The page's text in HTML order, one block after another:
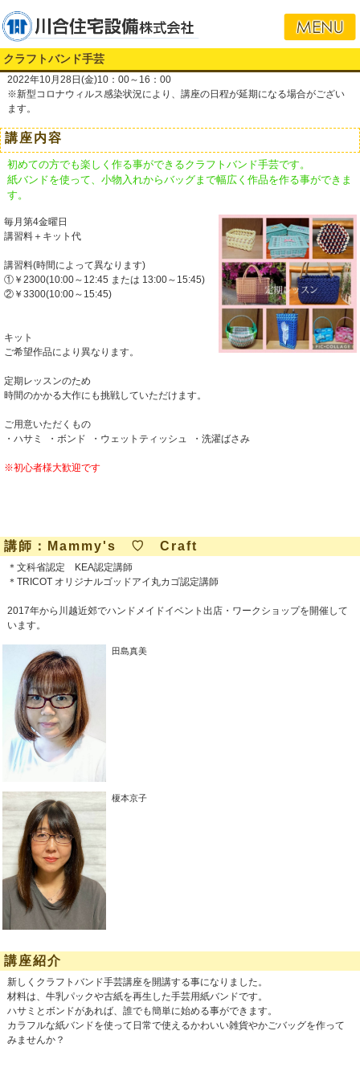
クラフトバンド手芸
2022年10月28日(金)10：00～16：00
※新型コロナウィルス感染状況により、講座の日程が延期になる場合がござい
ます。
講座内容
初めての方でも楽しく作る事ができるクラフトバンド手芸です。
紙バンドを使って、小物入れからバッグまで幅広く作品を作る事ができま
す。
毎月第4金曜日
講習料＋キット代
講習料(時間によって異なります)
①￥2300(10:00～12:45 または 13:00～15:45)
②￥3300(10:00～15:45)
キット
ご希望作品により異なります。
定期レッスンのため
時間のかかる大作にも挑戦していただけます。
ご用意いただくもの
・ハサミ ・ボンド ・ウェットティッシュ ・洗濯ばさみ
※初心者様大歓迎です
講師：Mammy's ♡ Craft
＊文科省認定 KEA認定講師
＊TRICOT オリジナルゴッドアイ丸カゴ認定講師
2017年から川越近郊でハンドメイドイベント出店・ワークショップを開催して
います。
田島真美
榎本京子
講座紹介
新しくクラフトバンド手芸講座を開講する事になりました。
材料は、牛乳パックや古紙を再生した手芸用紙バンドです。
ハサミとボンドがあれば、誰でも簡単に始める事ができます。
カラフルな紙バンドを使って日常で使えるかわいい雑貨やかごバッグを作って
みませんか？